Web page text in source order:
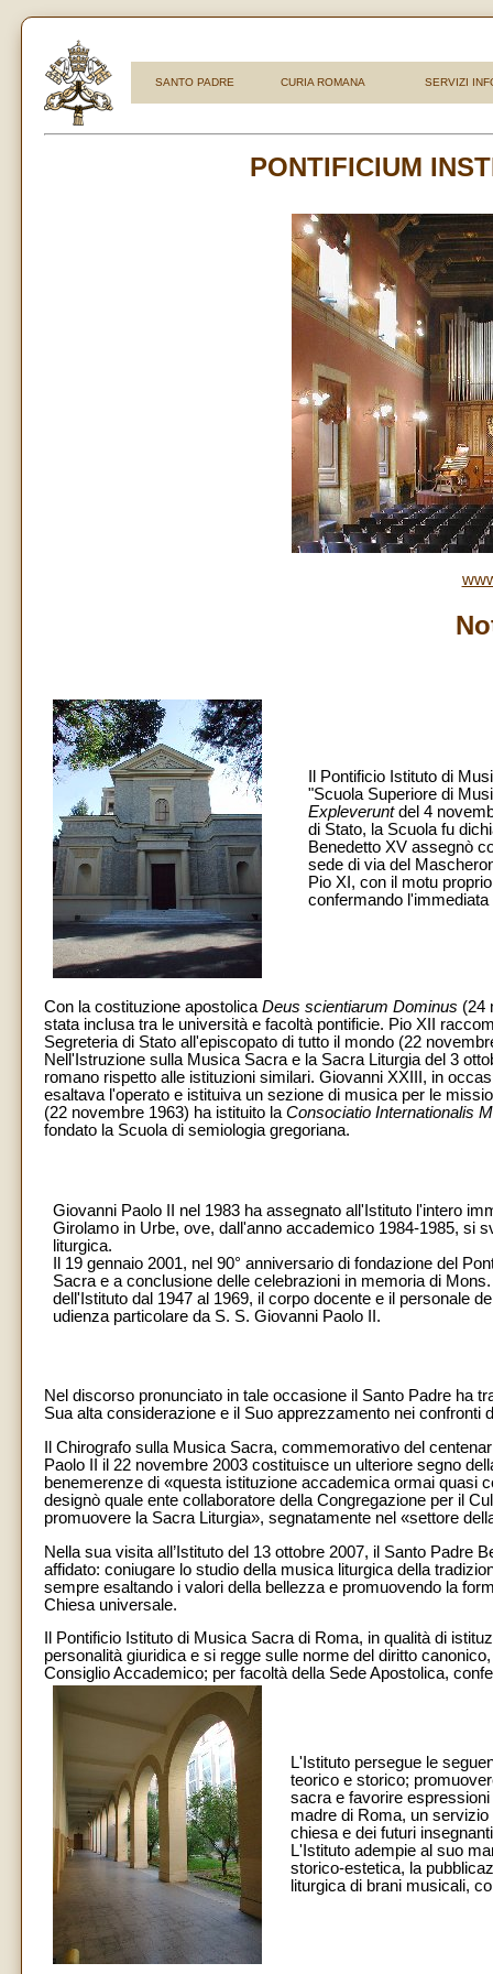
SANTO PADRE CURIA ROMANA SERVIZI
PONTIFICIUM
Il Pontificio Istituto di
"Scuola Superiore di
Expleveruntdel 4
di Stato, la Scuola fu
Benedetto XV assegnò
sede di via del
Pio XI, con il motu
confermando
Con la costituzione apostolica Deus scientiarum Dominus (24
stata inclusa tra le università e facoltà pontificie. Pio XII
Segreteria di Stato all'episcopato di tutto il mondo (22
Nell'Istruzione sulla Musica Sacra e la Sacra Liturgia del 3
romano rispetto alle istituzioni similari. Giovanni XXIII, in
esaltava l'operato e istituiva un sezione di musica per le
(22 novembre 1963) ha istituito la Consociatio Internationalis
fondato la Scuola di semiologia gregoriana.
Giovanni Paolo II nel 1983 ha assegnato all'Istituto l'intero
Girolamo in Urbe, ove, dall'anno accademico 1984-1985, si
liturgica.
Il 19 gennaio 2001, nel 90° anniversario di fondazione del
Sacra e a conclusione delle celebrazioni in memoria di
dell'Istituto dal 1947 al 1969, il corpo docente e il personale
udienza particolare da S. S. Giovanni Paolo II.
Nel discorso pronunciato in tale occasione il Santo Padre ha
Sua alta considerazione e il Suo apprezzamento nei confronti
Il Chirografo sulla Musica Sacra, commemorativo del
Paolo II il 22 novembre 2003 costituisce un ulteriore segno
benemerenze di «questa istituzione accademica ormai quasi
designò quale ente collaboratore della Congregazione per il
promuovere la Sacra Liturgia», segnatamente nel «settore
Nella sua visita all’Istituto del 13 ottobre 2007, il Santo
affidato: coniugare lo studio della musica liturgica della
sempre esaltando i valori della bellezza e promuovendo la
Chiesa universale.
Il Pontificio Istituto di Musica Sacra di Roma, in qualità di
personalità giuridica e si regge sulle norme del diritto
Consiglio Accademico; per facoltà della Sede Apostolica,
L'Istituto persegue le
teorico e storico;
sacra e favorire
madre di Roma, un
chiesa e dei futuri
L'Istituto adempie al suo
storico-estetica, la
liturgica di brani musicali,